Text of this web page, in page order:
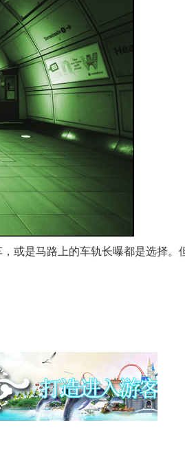
或是马路上的车轨长曝都是选择。